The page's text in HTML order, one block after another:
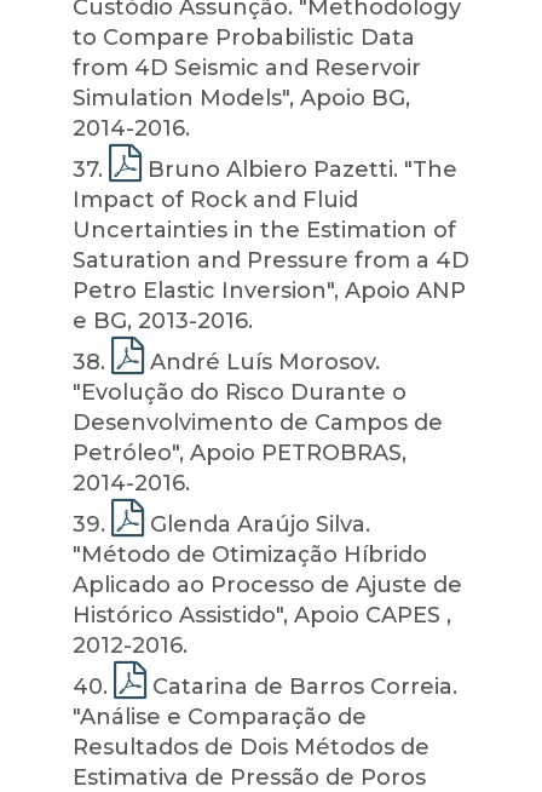
Custódio Assunção. "Methodology
to Compare Probabilistic Data
from 4D Seismic and Reservoir
Simulation Models", Apoio BG,
2014-2016.
37.
Bruno Albiero Pazetti. "The
Impact of Rock and Fluid
Uncertainties in the Estimation of
Saturation and Pressure from a 4D
Petro Elastic Inversion", Apoio ANP
e BG, 2013-2016.
38.
André Luís Morosov.
"Evolução do Risco Durante o
Desenvolvimento de Campos de
Petróleo", Apoio PETROBRAS,
2014-2016.
39.
Glenda Araújo Silva.
"Método de Otimização Híbrido
Aplicado ao Processo de Ajuste de
Histórico Assistido", Apoio CAPES ,
2012-2016.
40.
Catarina de Barros Correia.
"Análise e Comparação de
Resultados de Dois Métodos de
Estimativa de Pressão de Poros